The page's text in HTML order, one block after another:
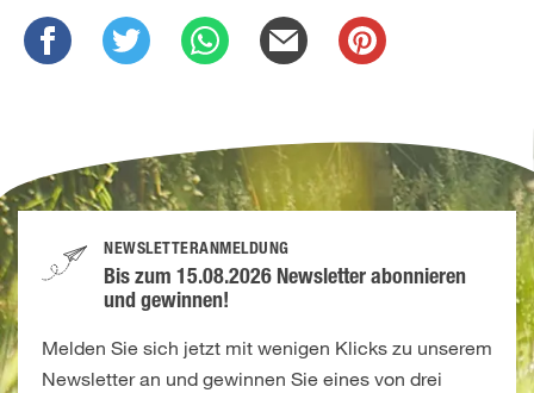
NEWSLETTERANMELDUNG
Bis zum 15.08.2026 Newsletter abonnieren
und gewinnen!
Melden Sie sich jetzt mit wenigen Klicks zu unserem
Newsletter an und gewinnen Sie eines von drei